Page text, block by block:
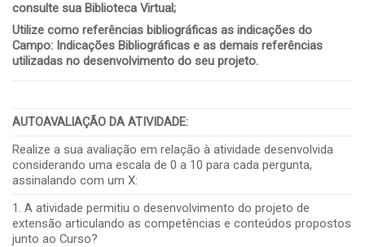
consulte sua Biblioteca Virtual;
Utilize como referências bibliográficas as indicações do
Campo: Indicações Bibliográficas e as demais referências
utilizadas no desenvolvimento do seu projeto.
AUTOAVALIAÇÃO DA ATIVIDADE:
Realize a sua avaliação em relação à atividade desenvolvida
considerando uma escala de 0 a 10 para cada pergunta,
assinalando com um X:
1. A atividade permitiu o desenvolvimento do projeto de
extensão articulando as competências e conteúdos propostos
junto ao Curso?